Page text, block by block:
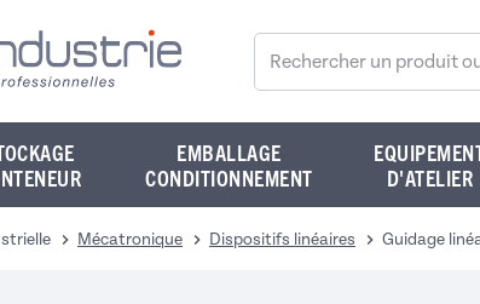
EMBALLAGE
CONDITIONNEMENT
D'ATELIER
Mécatronique Dispositifs linéaires Guidage